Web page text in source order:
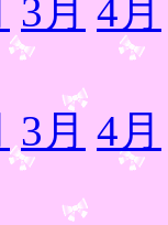
3月 4月
3月 4月